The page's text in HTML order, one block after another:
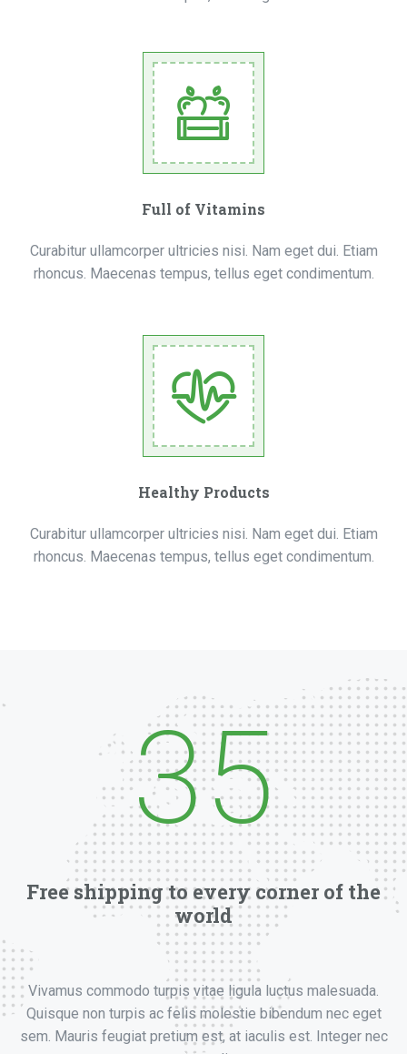
Full of Vitamins
Curabitur ullamcorper ultricies nisi. Nam eget dui. Etiam
rhoncus. Maecenas tempus, tellus eget condimentum.
Healthy Products
Curabitur ullamcorper ultricies nisi. Nam eget dui. Etiam
rhoncus. Maecenas tempus, tellus eget condimentum.
35
Free shipping to every corner of the
world
Vivamus commodo turpis vitae ligula luctus malesuada.
Quisque non turpis ac felis molestie bibendum nec eget
sem. Mauris feugiat pretium est, at iaculis est. Integer nec